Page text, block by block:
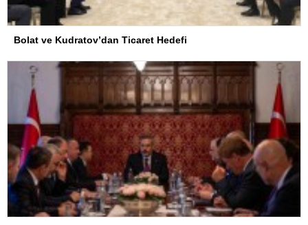
Bolat ve Kudratov’dan Ticaret Hedefi